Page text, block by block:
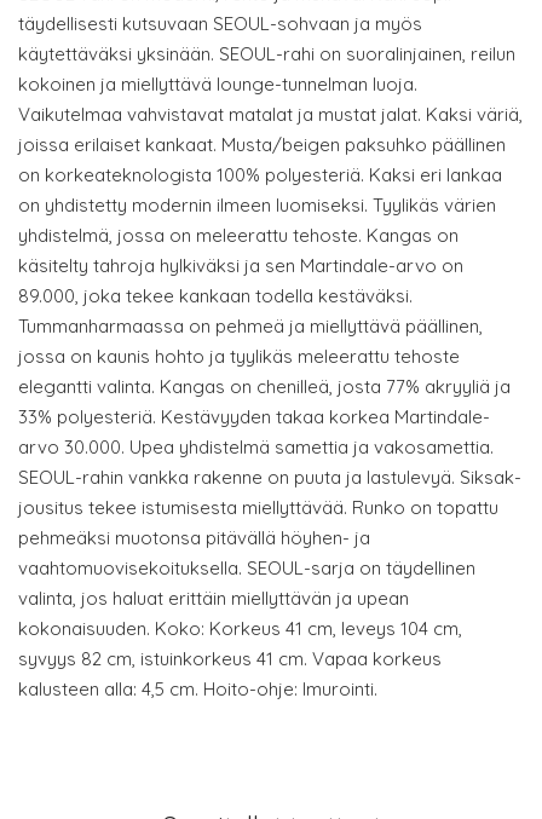
täydellisesti kutsuvaan SEOUL-sohvaan ja myös
käytettäväksi yksinään. SEOUL-rahi on suoralinjainen, reilun
kokoinen ja miellyttävä lounge-tunnelman luoja.
Vaikutelmaa vahvistavat matalat ja mustat jalat. Kaksi väriä,
joissa erilaiset kankaat. Musta/beigen paksuhko päällinen
on korkeateknologista 100% polyesteriä. Kaksi eri lankaa
on yhdistetty modernin ilmeen luomiseksi. Tyylikäs värien
yhdistelmä, jossa on meleerattu tehoste. Kangas on
käsitelty tahroja hylkiväksi ja sen Martindale-arvo on
89.000, joka tekee kankaan todella kestäväksi.
Tummanharmaassa on pehmeä ja miellyttävä päällinen,
jossa on kaunis hohto ja tyylikäs meleerattu tehoste
elegantti valinta. Kangas on chenilleä, josta 77% akryyliä ja
33% polyesteriä. Kestävyyden takaa korkea Martindale-
arvo 30.000. Upea yhdistelmä samettia ja vakosamettia.
SEOUL-rahin vankka rakenne on puuta ja lastulevyä. Siksak-
jousitus tekee istumisesta miellyttävää. Runko on topattu
pehmeäksi muotonsa pitävällä höyhen- ja
vaahtomuovisekoituksella. SEOUL-sarja on täydellinen
valinta, jos haluat erittäin miellyttävän ja upean
kokonaisuuden. Koko: Korkeus 41 cm, leveys 104 cm,
syvyys 82 cm, istuinkorkeus 41 cm. Vapaa korkeus
kalusteen alla: 4,5 cm. Hoito-ohje: Imurointi.